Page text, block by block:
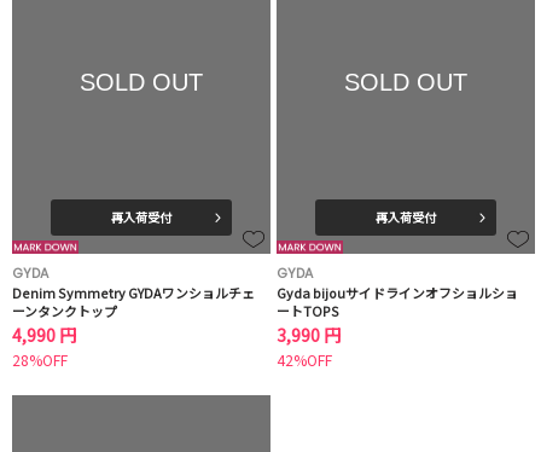
SOLD OUT
再入荷受付
GYDA
Denim Symmetry GYDAワンショルチェ
ーンタンクトップ
4,990 円
28%OFF
SOLD OUT
再入荷受付
GYDA
Gyda bijouサイドラインオフショルショ
ートTOPS
3,990 円
42%OFF